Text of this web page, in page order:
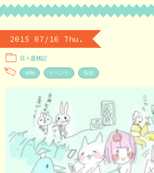
2015 07/16 Thu.
日々是雑記
note イベント 告知